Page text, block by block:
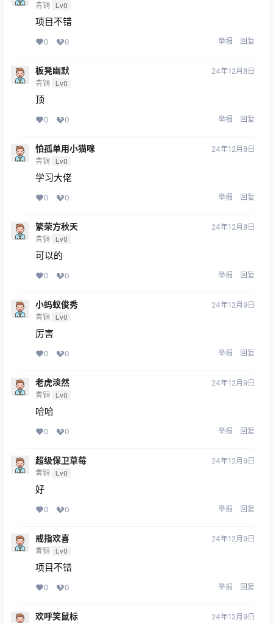
青铜 Lv0
项目不错
0 0 举报 回复
板凳幽默
青铜 Lv0
24年12月8日
顶
0 0 举报 回复
怕孤单用小猫咪
青铜 Lv0
24年12月8日
学习大佬
0 0 举报 回复
繁荣方秋天
青铜 Lv0
24年12月8日
可以的
0 0 举报 回复
小蚂蚁俊秀
青铜 Lv0
24年12月9日
厉害
0 0 举报 回复
老虎淡然
青铜 Lv0
24年12月9日
哈哈
0 0 举报 回复
超级保卫草莓
青铜 Lv0
24年12月9日
好
0 0 举报 回复
戒指欢喜
青铜 Lv0
24年12月9日
项目不错
0 0 举报 回复
欢呼笑鼠标 24年12月9日